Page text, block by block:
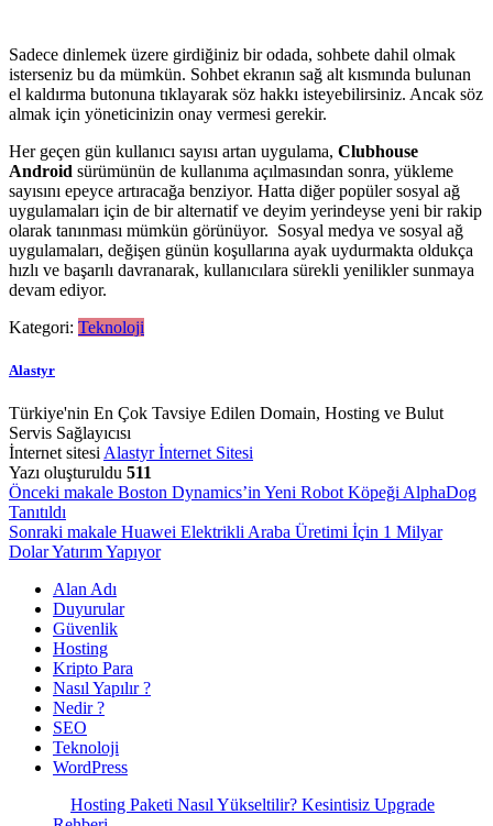
Sadece dinlemek üzere girdiğiniz bir odada, sohbete dahil olmak
isterseniz bu da mümkün. Sohbet ekranın sağ alt kısmında bulunan
el kaldırma butonuna tıklayarak söz hakkı isteyebilirsiniz. Ancak söz
almak için yöneticinizin onay vermesi gerekir.
Her geçen gün kullanıcı sayısı artan uygulama, Clubhouse
Android sürümünün de kullanıma açılmasından sonra, yükleme
sayısını epeyce artıracağa benziyor. Hatta diğer popüler sosyal ağ
uygulamaları için de bir alternatif ve deyim yerindeyse yeni bir rakip
olarak tanınması mümkün görünüyor. Sosyal medya ve sosyal ağ
uygulamaları, değişen günün koşullarına ayak uydurmakta oldukça
hızlı ve başarılı davranarak, kullanıcılara sürekli yenilikler sunmaya
devam ediyor.
Kategori: Teknoloji
Alastyr
Türkiye'nin En Çok Tavsiye Edilen Domain, Hosting ve Bulut
Servis Sağlayıcısı
İnternet sitesi Alastyr İnternet Sitesi
Yazı oluşturuldu 511
Yazı
gezinmesi
Önceki makale Boston Dynamics’in Yeni Robot Köpeği AlphaDog
Tanıtıldı
Sonraki makale Huawei Elektrikli Araba Üretimi İçin 1 Milyar
Dolar Yatırım Yapıyor
Alan Adı
Duyurular
Güvenlik
Hosting
Kripto Para
Nasıl Yapılır ?
Nedir ?
SEO
Teknoloji
WordPress
Hosting Paketi Nasıl Yükseltilir? Kesintisiz Upgrade